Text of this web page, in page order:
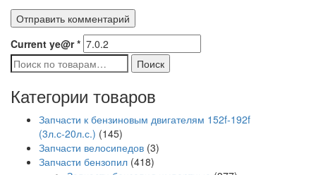
Current ye@r*
Искать:
Поиск
Категории товаров
Запчасти к бензиновым двигателям 152f-192f
(3л.с-20л.с.) (145)
Запчасти велосипедов (3)
Запчасти бензопил (418)